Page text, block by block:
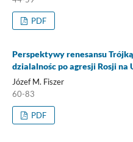
PDF
Perspektywy renesansu
dzialalnośc po agresji Rosji na
Józef M. Fiszer
60-83
PDF